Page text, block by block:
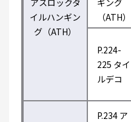
アスロックタ
イルハンギン
グ（ATH）
ギング
（ATH）
P.224-
225 タイ
ルデコ
P.234 ア